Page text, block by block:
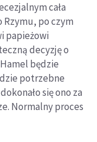
cała
po czym
papieżowi
decyzję o
będzie
potrzebne
się ono za
Normalny proces